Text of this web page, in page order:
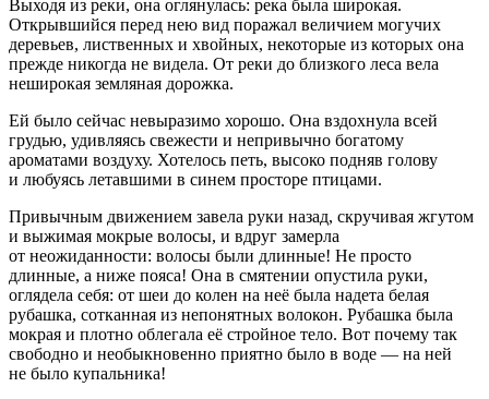
Выходя из реки, она оглянулась: река была широкая.
Открывшийся перед нею вид поражал величием могучих
деревьев, лиственных и хвойных, некоторые из которых она
прежде никогда не видела. От реки до близкого леса вела
неширокая земляная дорожка.
Ей было сейчас невыразимо хорошо. Она вздохнула всей
грудью, удивляясь свежести и непривычно богатому
ароматами воздуху. Хотелось петь, высоко подняв голову
и любуясь летавшими в синем просторе птицами.
Привычным движением завела руки назад, скручивая жгутом
и выжимая мокрые волосы, и вдруг замерла
от неожиданности: волосы были длинные! Не просто
длинные, а ниже пояса! Она в смятении опустила руки,
оглядела себя: от шеи до колен на неё была надета белая
рубашка, сотканная из непонятных волокон. Рубашка была
мокрая и плотно облегала её стройное тело. Вот почему так
свободно и необыкновенно приятно было в воде — на ней
не было купальника!